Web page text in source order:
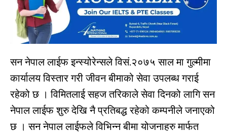
सन नेपाल लाईफ इन्स्योरेन्सले विसं.२०७५ साल मा गुल्मीमा
कार्यालय विस्तार गरी जीवन बीमाको सेवा उपलब्ध गराई
रहेको छ । विमितलाई सहज तरिकाले सेवा दिनको लागि सन
नेपाल लाईफ शुरु देखि नै प्रतिबद्ध रहेको कम्पनीले जनाएको
छ । सन नेपाल लाईफले विभिन्न बीमा योजनाहरु मार्फत